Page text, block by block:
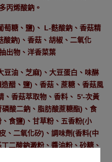
丙烯酸鈉。
萄糖、鹽)、 L-麩酸鈉、香菇精
鈉)、香菇、胡椒、二氧化
出物、洋香菜葉
豆油、芝麻)、大豆蛋白、味醂
醋、鹽)、香菇、蔗糖、香菇風
、香菇萃取物、香料、 5'-次黃
酸二鈉、脂肪酸蔗糖酯)、食
食鹽)、甘草粉、五香粉(小
、二氧化矽)、調味劑(香料(中
二酸鈉澱粉、醬油粉、砂糖、
鈉、食鹽)、氫氧化鈉、香